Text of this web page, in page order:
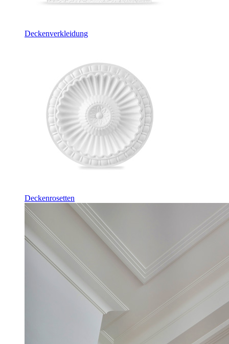
Deckenverkleidung
Deckenrosetten